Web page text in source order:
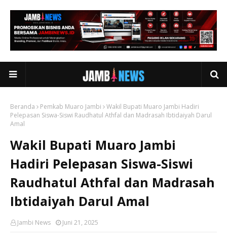
Beranda Pemkab Muaro Jambi
Wakil Bupati Muaro Jambi Hadiri
Pelepasan Siswa-Siswi Raudhatul Athfal dan Madrasah Ibtidaiyah Darul
Amal
Wakil Bupati Muaro Jambi
Hadiri Pelepasan Siswa-Siswi
Raudhatul Athfal dan Madrasah
Ibtidaiyah Darul Amal
Jambi News Juni 21, 2025